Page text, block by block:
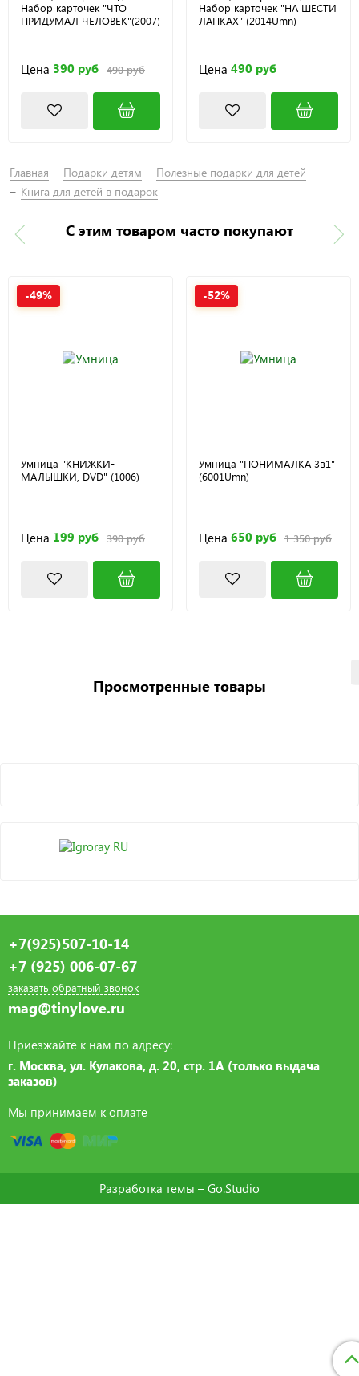
Набор карточек "ЧТО
ПРИДУМАЛ ЧЕЛОВЕК"(2007)
Цена 390 руб 490 руб
Набор карточек "НА ШЕСТИ
ЛАПКАХ" (2014Umn)
Цена 490 руб
Главная Подарки детям
Полезные подарки для детей
Книга для детей в подарок
С этим товаром часто покупают
-49%
Умница "КНИЖКИ-
МАЛЫШКИ, DVD" (1006)
Цена 199 руб 390 руб
-52%
Умница "ПОНИМАЛКА 3в1"
(6001Umn)
Цена 650 руб 1 350 руб
Просмотренные товары
+7(925)507-10-14
+7 (925) 006-07-67
заказать обратный звонок
mag@tinylove.ru
Приезжайте к нам по адресу:
г. Москва, ул. Кулакова, д. 20, стр. 1А (только выдача
заказов)
Мы принимаем к оплате
Разработка темы – Go.Studio